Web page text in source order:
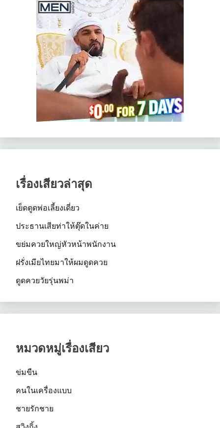
เรื่องเสียวล่าสุด
เย็ดตูดพ่อเลี้ยงเดี่ยว
ประธานเสียท่าให้ตุ๊ดในค่าย
ขย่มควยใหญ่หัวหน้าพนักงาน
ฝรั่งเมียไทยมาให้ผมดูดควย
ดูดควยวัยรุ่นพม่า
หมวดหมู่เรื่องเสียว
ข่มขืน
คนในเครื่องแบบ
ชายรักชาย